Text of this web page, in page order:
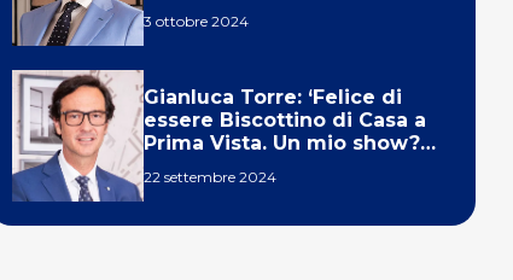
3 ottobre 2024
Gianluca Torre: ‘Felice di
essere Biscottino di Casa a
Prima Vista. Un mio show?
22 settembre 2024